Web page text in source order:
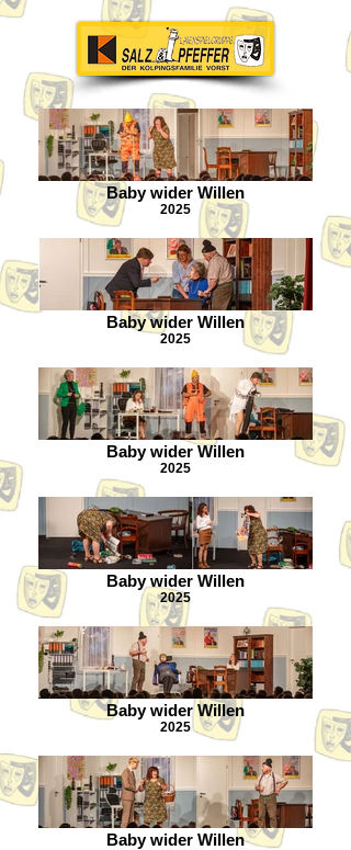
Baby wider Willen
2025
Baby wider Willen
2025
Baby wider Willen
2025
Baby wider Willen
2025
Baby wider Willen
2025
Baby wider Willen